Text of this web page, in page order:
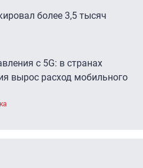
более 3,5 тысяч
с 5G: в странах
вырос расход мобильного